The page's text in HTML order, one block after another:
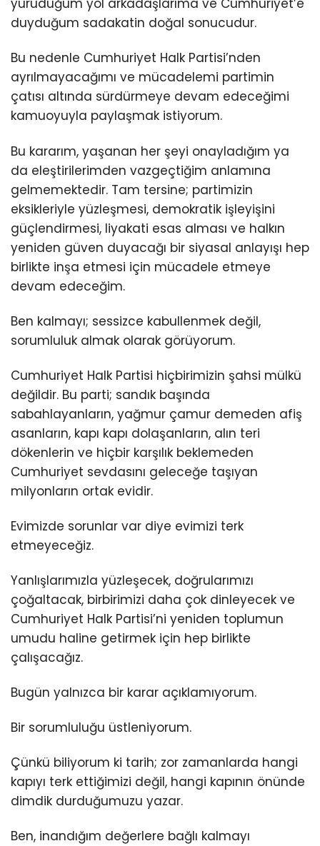
yürüdüğüm yol arkadaşlarıma ve Cumhuriyet’e
duyduğum sadakatin doğal sonucudur.
Bu nedenle Cumhuriyet Halk Partisi’nden
ayrılmayacağımı ve mücadelemi partimin
çatısı altında sürdürmeye devam edeceğimi
kamuoyuyla paylaşmak istiyorum.
Bu kararım, yaşanan her şeyi onayladığım ya
da eleştirilerimden vazgeçtiğim anlamına
gelmemektedir. Tam tersine; partimizin
eksikleriyle yüzleşmesi, demokratik işleyişini
güçlendirmesi, liyakati esas alması ve halkın
yeniden güven duyacağı bir siyasal anlayışı hep
birlikte inşa etmesi için mücadele etmeye
devam edeceğim.
Ben kalmayı; sessizce kabullenmek değil,
sorumluluk almak olarak görüyorum.
Cumhuriyet Halk Partisi hiçbirimizin şahsi mülkü
değildir. Bu parti; sandık başında
sabahlayanların, yağmur çamur demeden afiş
asanların, kapı kapı dolaşanların, alın teri
dökenlerin ve hiçbir karşılık beklemeden
Cumhuriyet sevdasını geleceğe taşıyan
milyonların ortak evidir.
Evimizde sorunlar var diye evimizi terk
etmeyeceğiz.
Yanlışlarımızla yüzleşecek, doğrularımızı
çoğaltacak, birbirimizi daha çok dinleyecek ve
Cumhuriyet Halk Partisi’ni yeniden toplumun
umudu haline getirmek için hep birlikte
çalışacağız.
Bugün yalnızca bir karar açıklamıyorum.
Bir sorumluluğu üstleniyorum.
Çünkü biliyorum ki tarih; zor zamanlarda hangi
kapıyı terk ettiğimizi değil, hangi kapının önünde
dimdik durduğumuzu yazar.
Ben, inandığım değerlere bağlı kalmayı